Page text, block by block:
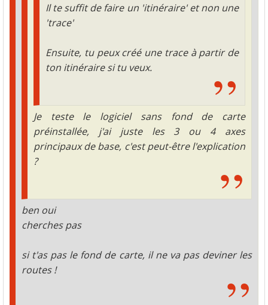
Il te suffit de faire un 'itinéraire' et non une
'trace'
Ensuite, tu peux créé une trace à partir de
ton itinéraire si tu veux.
Je teste le logiciel sans fond de carte
préinstallée, j'ai juste les 3 ou 4 axes
principaux de base, c'est peut-être l'explication
?
ben oui
cherches pas
si t'as pas le fond de carte, il ne va pas deviner les
routes !